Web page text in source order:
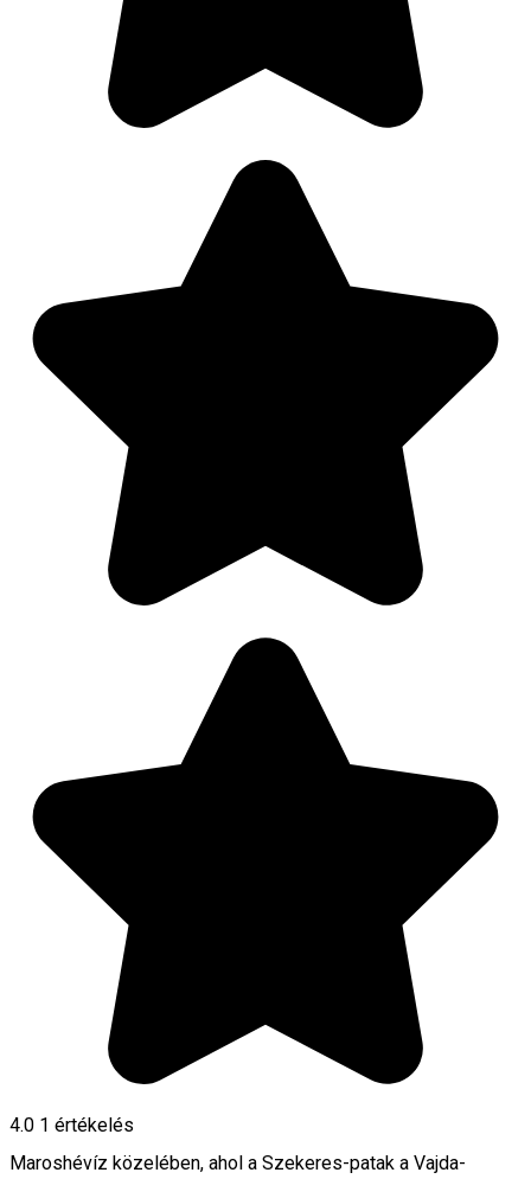
4.0 1 értékelés
Maroshévíz közelében, ahol a Szekeres-patak a Vajda-